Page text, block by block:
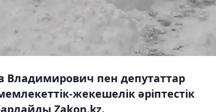
Владимирович пен депутаттар
жекешелік әріптестік
Zakon.kz.